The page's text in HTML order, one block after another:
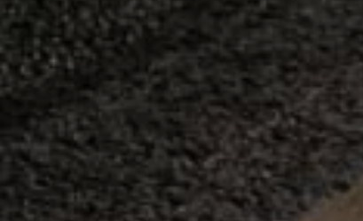
Software Updates
Service und Ersatzteile
Inspektion und HU/AU
Reparaturen und Checks
Motorenöl und Flüssigkeiten
Räder und Reifen
Pannen- und Unfallhilfe
Economy Service
Volkswagen Teile
Zubehör
Modellspezifisches Zubehör
Schutz und Pflege
Transport